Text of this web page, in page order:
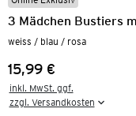
3 Mädchen Bustiers
weiss / blau / rosa
Preis:
15,99 €
inkl. MwSt. ggf.
zzgl. Versandkosten